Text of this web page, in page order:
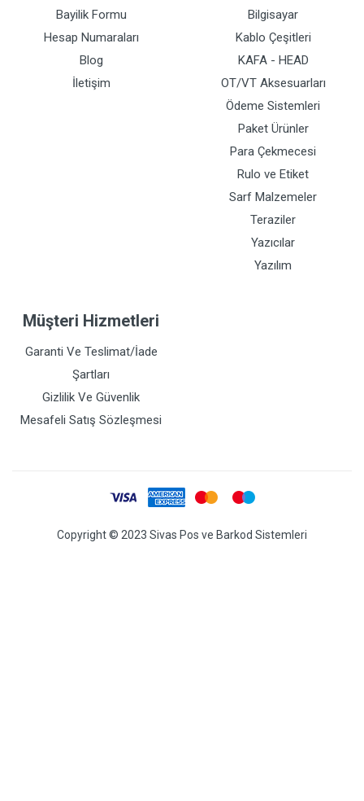
Bayilik Formu
Hesap Numaraları
Blog
İletişim
Bilgisayar
Kablo Çeşitleri
KAFA - HEAD
OT/VT Aksesuarları
Ödeme Sistemleri
Paket Ürünler
Para Çekmecesi
Rulo ve Etiket
Sarf Malzemeler
Teraziler
Yazıcılar
Yazılım
Müşteri Hizmetleri
Garanti Ve Teslimat/İade
Şartları
Gizlilik Ve Güvenlik
Mesafeli Satış Sözleşmesi
Copyright © 2023 Sivas Pos ve Barkod Sistemleri